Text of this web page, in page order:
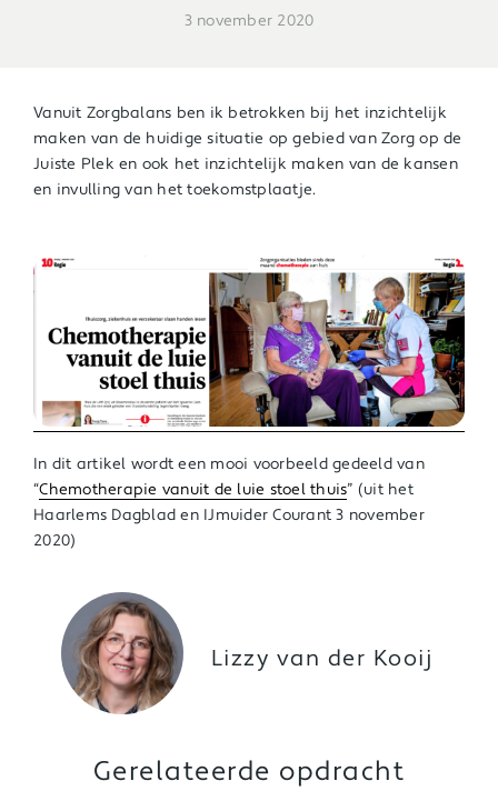
3 november 2020
Vanuit Zorgbalans ben ik betrokken bij het inzichtelijk
maken van de huidige situatie op gebied van Zorg op de
Juiste Plek en ook het inzichtelijk maken van de kansen
en invulling van het toekomstplaatje.
In dit artikel wordt een mooi voorbeeld gedeeld van
“Chemotherapie vanuit de luie stoel thuis” (uit het
Haarlems Dagblad en IJmuider Courant 3 november
2020)
Lizzy van der Kooij
Gerelateerde opdracht